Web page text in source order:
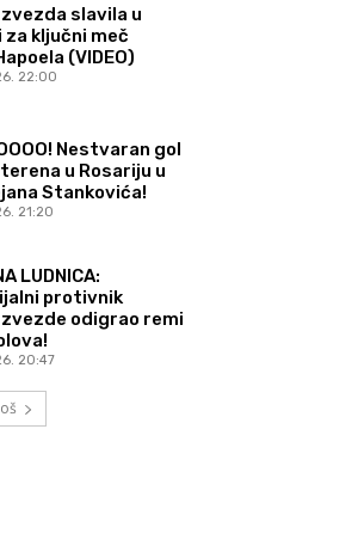
slavila u
ključni meč
(VIDEO)
22:00
Nestvaran gol
u Rosariju u
Stankovića!
21:20
LUDNICA:
protivnik
odigrao remi
20:47